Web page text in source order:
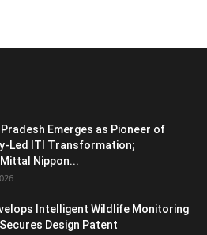
Emerges as Pioneer of
Led ITI Transformation;
Nippon...
Intelligent Wildlife Monitoring
Design Patent